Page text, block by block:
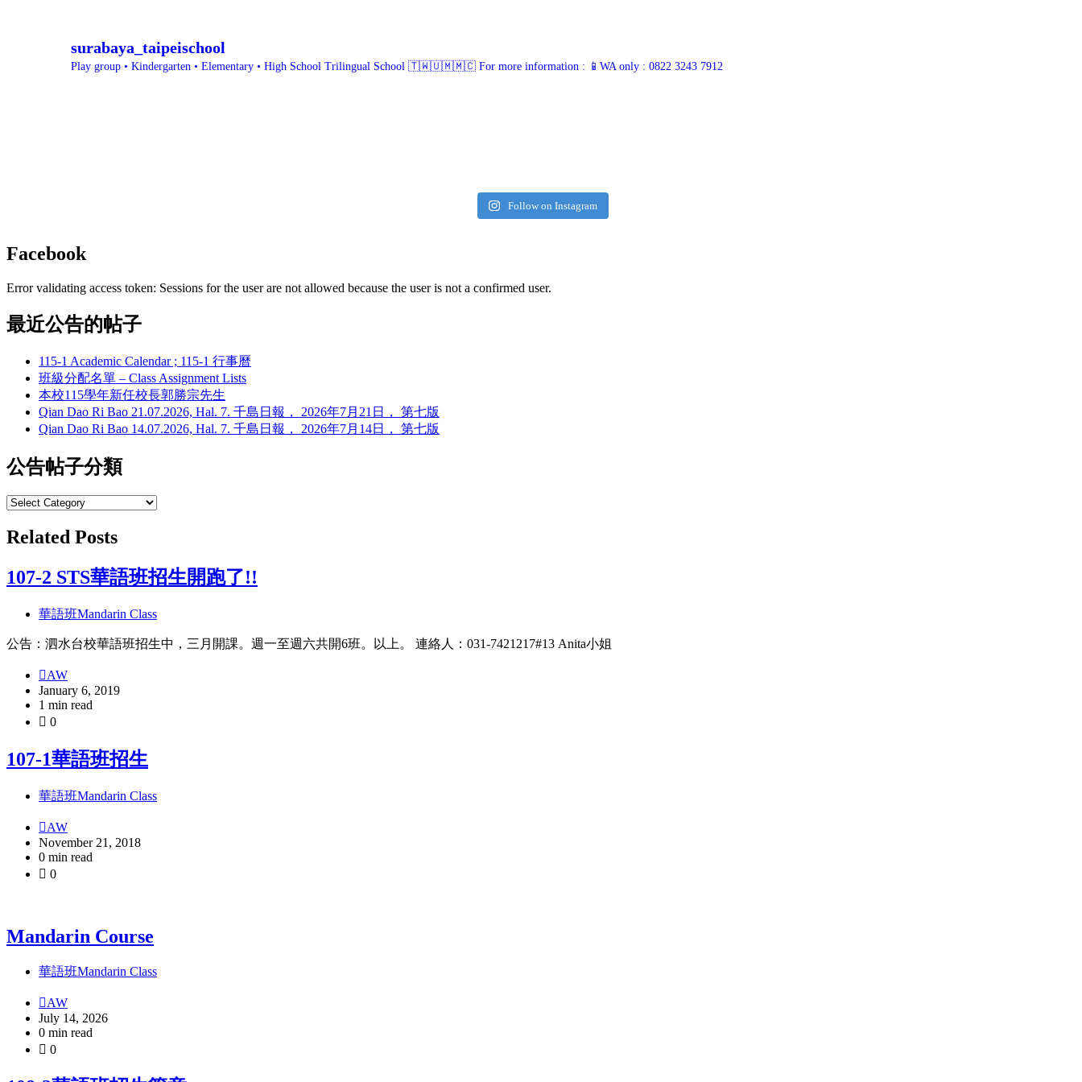
surabaya_taipeischool
Play group • Kindergarten • Elementary • High School Trilingual School 🇹🇼🇺🇲🇲🇨 For more information : 📱WA only : 0822 3243 7912
Follow on Instagram
Facebook
Error validating access token: Sessions for the user are not allowed because the user is not a confirmed user.
最近公告的帖子
115-1 Academic Calendar ; 115-1 行事曆
班級分配名單 – Class Assignment Lists
本校115學年新任校長郭勝宗先生
Qian Dao Ri Bao 21.07.2026, Hal. 7. 千島日報， 2026年7月21日， 第七版
Qian Dao Ri Bao 14.07.2026, Hal. 7. 千島日報， 2026年7月14日， 第七版
公告帖子分類
公
帖
分
類
Related Posts
107-2 STS華語班招生開跑了!!
華語班Mandarin Class
公告：泗水台校華語班招生中，三月開課。週一至週六共開6班。以上。 連絡人：031-7421217#13 Anita小姐
AW
January 6, 2019
1 min read
0
107-1華語班招生
華語班Mandarin Class
AW
November 21, 2018
0 min read
0
Mandarin Course
華語班Mandarin Class
AW
July 14, 2026
0 min read
0